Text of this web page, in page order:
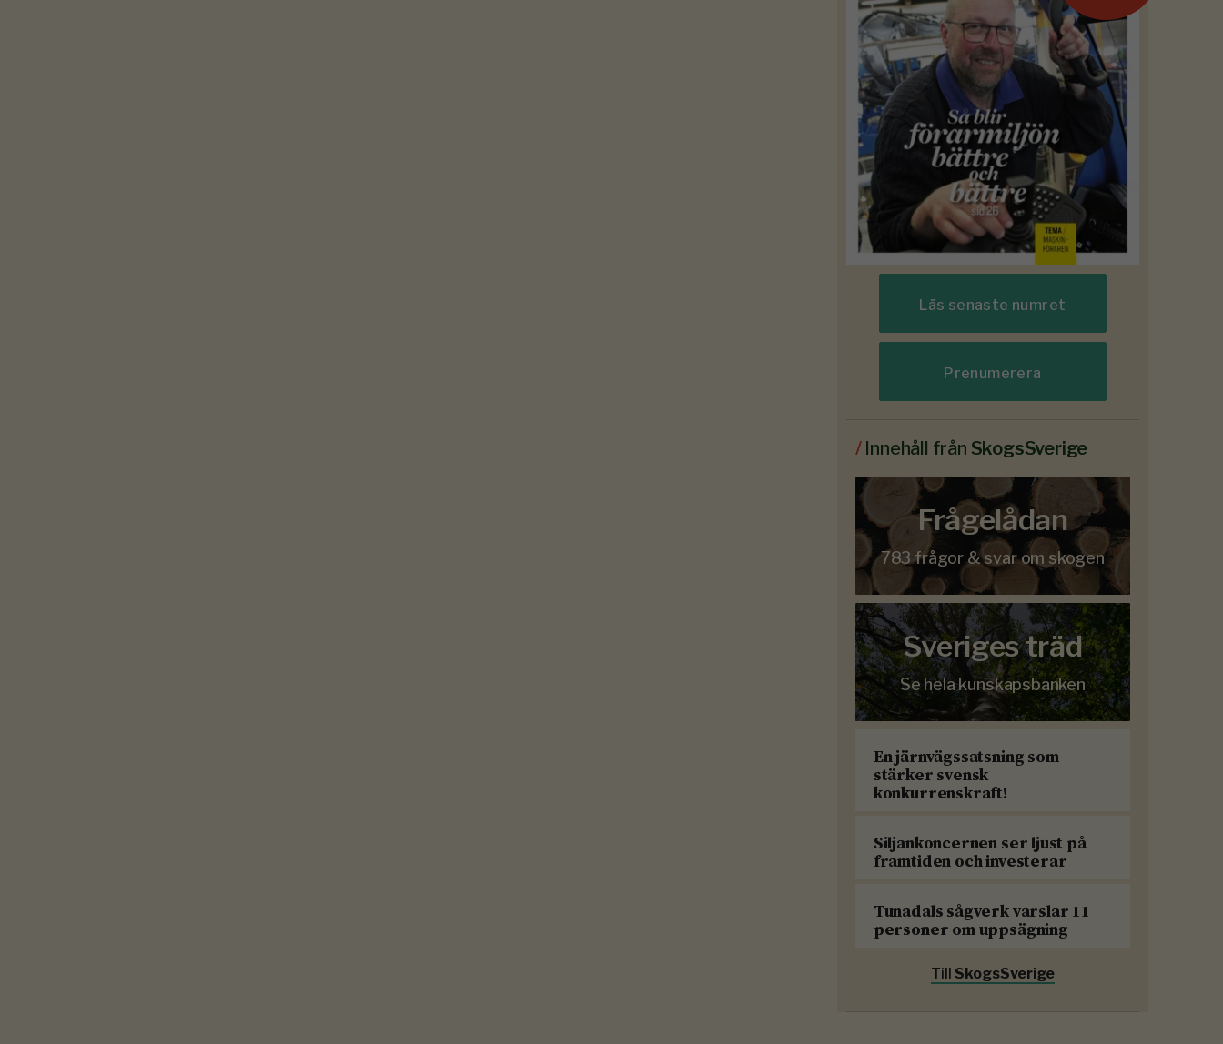
Läs senaste numret
Prenumerera
/ Innehåll från SkogsSverige
Frågelådan
783 frågor & svar om skogen
Sveriges träd
Se hela kunskapsbanken
En järnvägssatsning som
stärker svensk
konkurrenskraft!
Siljankoncernen ser ljust på
framtiden och investerar
Tunadals sågverk varslar 11
personer om uppsägning
Till SkogsSverige